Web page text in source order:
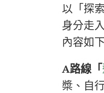
以「探
身分走
內容如
A路線「
槳、自